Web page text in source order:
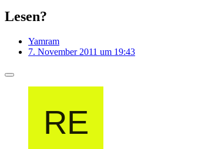
Lesen?
Yamram
7. November 2011 um 19:43